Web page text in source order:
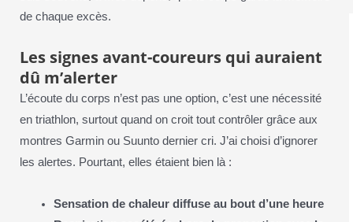
de chaque excès.
Les signes avant-coureurs qui auraient
dû m’alerter
L’écoute du corps n’est pas une option, c’est une nécessité
en triathlon, surtout quand on croit tout contrôler grâce aux
montres Garmin ou Suunto dernier cri. J’ai choisi d’ignorer
les alertes. Pourtant, elles étaient bien là :
Sensation de chaleur diffuse au bout d’une heure